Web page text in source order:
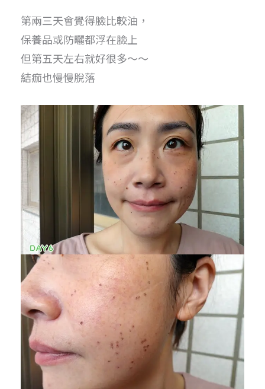
第兩三天會覺得臉比較油，
保養品或防曬都浮在臉上
但第五天左右就好很多～～
結痂也慢慢脫落